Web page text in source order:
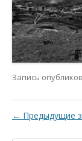
Запись
Навигация по
← Предыдущие